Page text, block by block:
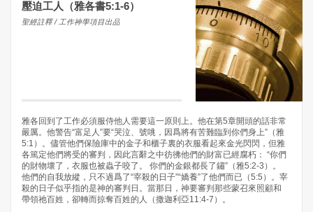
壓迫工人（雅各書5:1-6）
聖經註釋 / 工作神學項目出品
雅各回到了工作必須服侍他人需要這一原則上。他在第5章開頭的話非常
嚴厲。他警告“富足人”要“哭泣、號咷，因爲將有苦難臨到你們身上”（雅
5:1）。儘管他們保險庫中的金子和櫃子裏的衣服看起來金光閃閃，但雅
各篤定他們將受的審判，因此言辭之中彷彿他們的財富已經腐朽： “你們
的財物壞了，衣服也被蟲子咬了。 你們的金銀都長了鏽”（雅5:2-3）。
他們的自我放縱，只不過爲了“宰殺的日子”“嬌養”了他們而已（5:5）。宰
殺的日子似乎指的是神的審判日。當那日，神要審判那些蒙召來照顧和
帶領祂百姓，卻轉而掠奪百姓的人（撒迦利亞11:4-7）。